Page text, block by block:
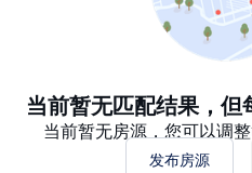
当前暂无匹配结果，但
当前暂无房源，您可以调
发布房源